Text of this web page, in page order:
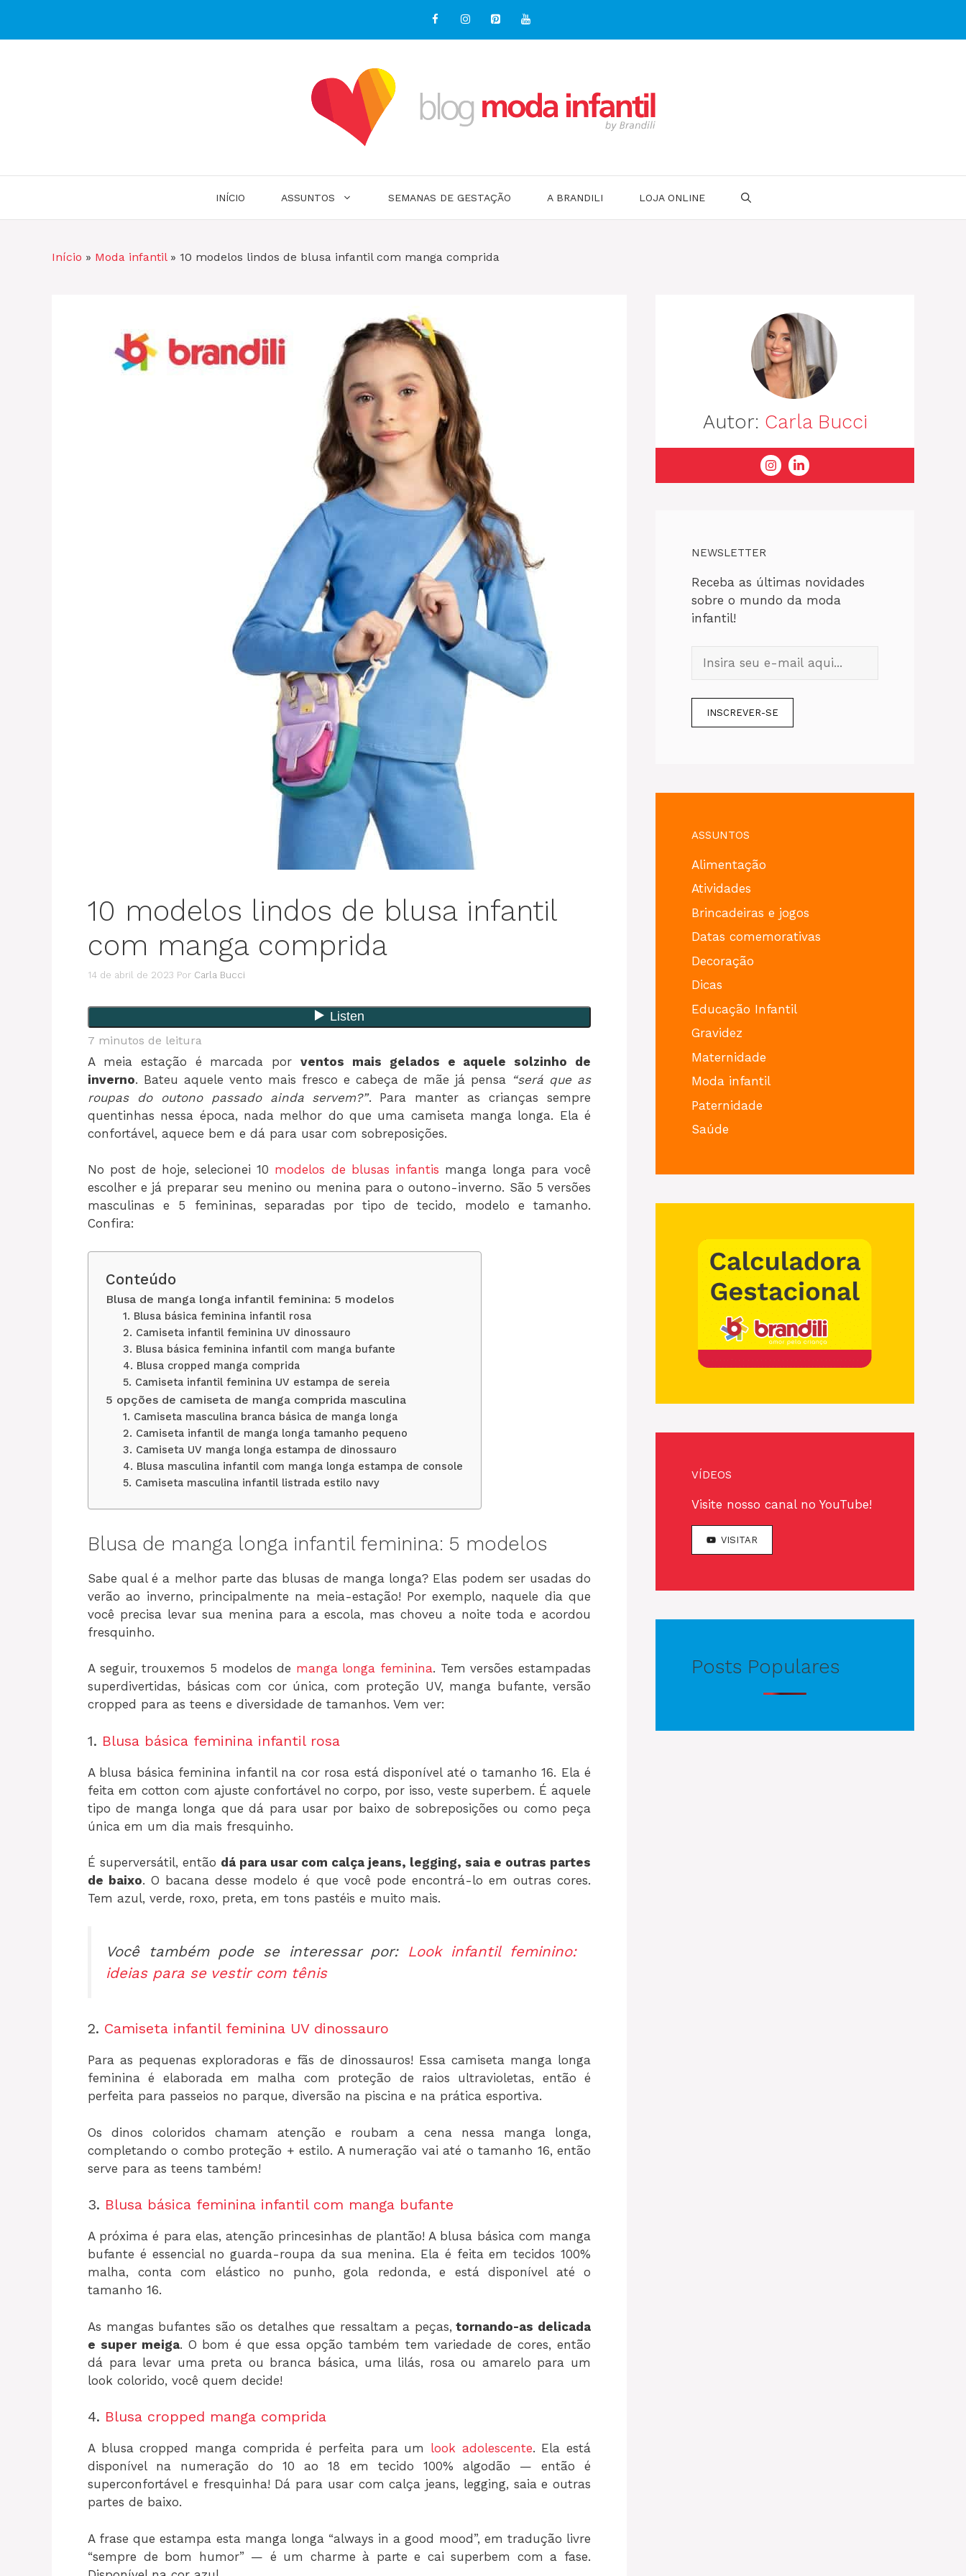
o
INÍCIO ASSUNTOS SEMANAS DE GESTAÇÃO A BRANDILI LOJA ONLINE
Início » Moda infantil» 10 modelos lindos de blusa infantil com manga comprida
10 modelos lindos de blusa infantil
com manga comprida
14 de abril de 2023 Por Carla Bucci
7 minutos de leitura
A meia estação é marcada por ventos mais gelados e aquele solzinho de
inverno. Bateu aquele vento mais fresco e cabeça de mãe já pensa “será que as
roupas do outono passado ainda servem?”. Para manter as crianças sempre
quentinhas nessa época, nada melhor do que uma camiseta manga longa. Ela é
confortável, aquece bem e dá para usar com sobreposições.
No post de hoje, selecionei 10 modelos de blusas infantis manga longa para você
escolher e já preparar seu menino ou menina para o outono-inverno. São 5 versões
masculinas e 5 femininas, separadas por tipo de tecido, modelo e tamanho.
Confira:
Conteúdo
Blusa de manga longa infantil feminina: 5 modelos
1. Blusa básica feminina infantil rosa
2. Camiseta infantil feminina UV dinossauro
3. Blusa básica feminina infantil com manga bufante
4. Blusa cropped manga comprida
5. Camiseta infantil feminina UV estampa de sereia
5 opções de camiseta de manga comprida masculina
1. Camiseta masculina branca básica de manga longa
2. Camiseta infantil de manga longa tamanho pequeno
3. Camiseta UV manga longa estampa de dinossauro
4. Blusa masculina infantil com manga longa estampa de console
5. Camiseta masculina infantil listrada estilo navy
Blusa de manga longa infantil feminina: 5 modelos
Sabe qual é a melhor parte das blusas de manga longa? Elas podem ser usadas do
verão ao inverno, principalmente na meia-estação! Por exemplo, naquele dia que
você precisa levar sua menina para a escola, mas choveu a noite toda e acordou
fresquinho.
A seguir, trouxemos 5 modelos de manga longa feminina. Tem versões estampadas
superdivertidas, básicas com cor única, com proteção UV, manga bufante, versão
cropped para as teens e diversidade de tamanhos. Vem ver:
1. Blusa básica feminina infantil rosa
A blusa básica feminina infantil na cor rosa está disponível até o tamanho 16. Ela é
feita em cotton com ajuste confortável no corpo, por isso, veste superbem. É aquele
tipo de manga longa que dá para usar por baixo de sobreposições ou como peça
única em um dia mais fresquinho.
É superversátil, então dá para usar com calça jeans, legging, saia e outras partes
de baixo. O bacana desse modelo é que você pode encontrá-lo em outras cores.
Tem azul, verde, roxo, preta, em tons pastéis e muito mais.
Você também pode se interessar por: Look infantil feminino:
ideias para se vestir com tênis
2. Camiseta infantil feminina UV dinossauro
Para as pequenas exploradoras e fãs de dinossauros! Essa camiseta manga longa
feminina é elaborada em malha com proteção de raios ultravioletas, então é
perfeita para passeios no parque, diversão na piscina e na prática esportiva.
Os dinos coloridos chamam atenção e roubam a cena nessa manga longa,
completando o combo proteção + estilo. A numeração vai até o tamanho 16, então
serve para as teens também!
3. Blusa básica feminina infantil com manga bufante
A próxima é para elas, atenção princesinhas de plantão! A blusa básica com manga
bufante é essencial no guarda-roupa da sua menina. Ela é feita em tecidos 100%
malha, conta com elástico no punho, gola redonda, e está disponível até o
tamanho 16.
As mangas bufantes são os detalhes que ressaltam a peças, tornando-as delicada
e super meiga. O bom é que essa opção também tem variedade de cores, então
dá para levar uma preta ou branca básica, uma lilás, rosa ou amarelo para um
look colorido, você quem decide!
4. Blusa cropped manga comprida
A blusa cropped manga comprida é perfeita para um look adolescente. Ela está
disponível na numeração do 10 ao 18 em tecido 100% algodão — então é
superconfortável e fresquinha! Dá para usar com calça jeans, legging, saia e outras
partes de baixo.
A frase que estampa esta manga longa “always in a good mood”, em tradução livre
“sempre de bom humor” — é um charme à parte e cai superbem com a fase.
Autor: Carla Bucci
NEWSLETTER
Receba as últimas novidades
sobre o mundo da moda
infantil!
ASSUNTOS
Alimentação
Atividades
Brincadeiras e jogos
Datas comemorativas
Decoração
Dicas
Educação Infantil
Gravidez
Maternidade
Moda infantil
Paternidade
Saúde
VÍDEOS
Visite nosso canal no YouTube!
VISITAR
Posts Populares